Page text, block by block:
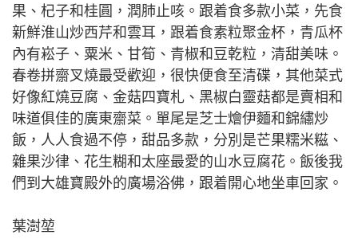
果、杞子和桂圓，潤肺止咳。跟着食多款小菜，先食
新鮮淮山炒西芹和雲耳，跟着食素粒聚金杯，青瓜杯
內有崧子、粟米、甘筍、青椒和豆乾粒，清甜美味。
春卷拼齋叉燒最受歡迎，很快便食至清碟，其他菜式
好像紅燒豆腐、金菇四寶札、黑椒白靈菇都是賣相和
味道俱佳的廣東齋菜。單尾是芝士燴伊麵和錦繡炒
飯，人人食過不停，甜品多款，分別是芒果糯米糍、
雜果沙律、花生糊和太座最愛的山水豆腐花。飯後我
們到大雄寶殿外的廣場浴佛，跟着開心地坐車回家。
葉澍堃